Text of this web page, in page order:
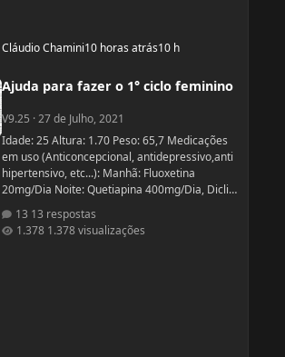
Cláudio Chamini10 horas atrás10 h
Ajuda para fazer o 1° ciclo feminino
V9.25 ·27 de Julho, 2021
Idade: 25 Altura: 1.70 Peso: 65,7 Medicações
em uso (Anticoncepcional, antidepressivo,anti
hipertensivo, etc...): Manhã: Fluoxetina
20mg/Dia Noite: Quetiapina 400mg/Dia, Diclin
Cabergolina 0,5mg Problemas de Saúde e
história de cirurgias: Frequentemente tenho
13 respostas
1.378 visualizações